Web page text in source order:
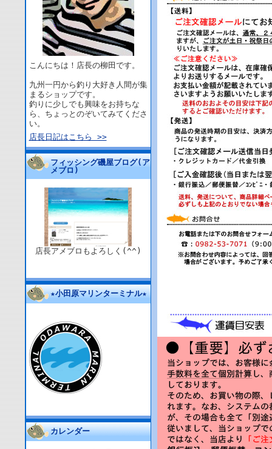
こんにちは！店長の柳田です。
九州一円から釣り大好き人間が集
まるショップです。
釣りに少しでも興味をお持ちな
ら、ちょっとのぞいてみてくださ
い。
店長日記はこちら >>
フィッシング磯屋ブログ(ア
メブロ)
店長アメブロもよろしく(^^)
★小田原マリンターミナル★
カレンダー